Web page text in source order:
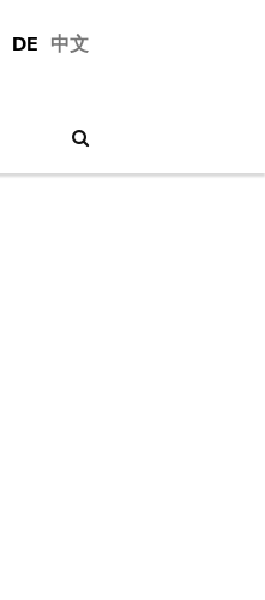
DE 中文